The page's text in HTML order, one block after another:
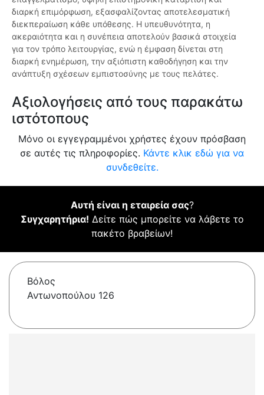
διαρκή επιμόρφωση, εξασφαλίζοντας αποτελεσματική
διεκπεραίωση κάθε υπόθεσης. Η υπευθυνότητα, η
ακεραιότητα και η συνέπεια αποτελούν βασικά στοιχεία
για τον τρόπο λειτουργίας, ενώ η έμφαση δίνεται στη
διαρκή ενημέρωση, την αξιόπιστη καθοδήγηση και την
ανάπτυξη σχέσεων εμπιστοσύνης με τους πελάτες.
Αξιολογήσεις από τους παρακάτω
ιστότοπους
Μόνο οι εγγεγραμμένοι χρήστες έχουν πρόσβαση
σε αυτές τις πληροφορίες. Κάντε κλικ εδώ για να
συνδεθείτε.
Αυτή είναι η εταιρεία σας?
Συγχαρητήρια! Δείτε πώς μπορείτε να λάβετε το
πακέτο βραβείων!
Βόλος
Αντωνοπούλου 126